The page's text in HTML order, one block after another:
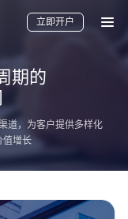
立即开户
期的
道，为客户提供多样化
值增长